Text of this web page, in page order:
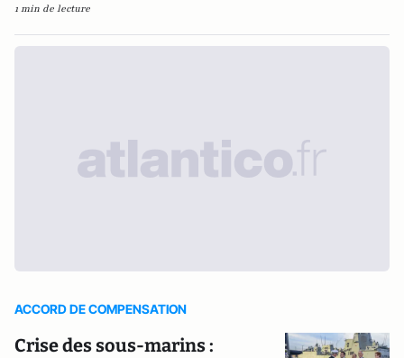
1 min de lecture
ACCORD DE COMPENSATION
Crise des sous-marins :